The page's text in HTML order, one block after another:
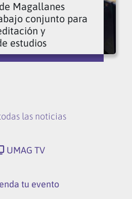
Magallanes
conjunto para
y
estudios
las noticias
UMAG TV
tu evento